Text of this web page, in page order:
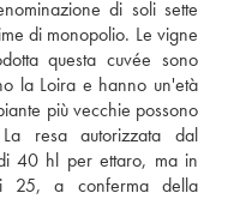
di soli sette
di monopolio. Le vigne
questa cuvée sono
la Loira e hanno un'età
più vecchie possono
resa autorizzata dal
40 hl per ettaro, ma in
a conferma della